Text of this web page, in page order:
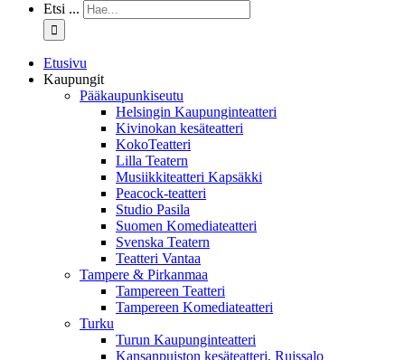
Etsi ...
Etusivu
Kaupungit
Pääkaupunkiseutu
Helsingin Kaupunginteatteri
Kivinokan kesäteatteri
KokoTeatteri
Lilla Teatern
Musiikkiteatteri Kapsäkki
Peacock-teatteri
Studio Pasila
Suomen Komediateatteri
Svenska Teatern
Teatteri Vantaa
Tampere & Pirkanmaa
Tampereen Teatteri
Tampereen Komediateatteri
Turku
Turun Kaupunginteatteri
Kansanpuiston kesäteatteri, Ruissalo